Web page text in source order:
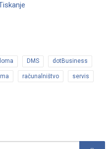
DMS dotBusiness
računalništvo servis